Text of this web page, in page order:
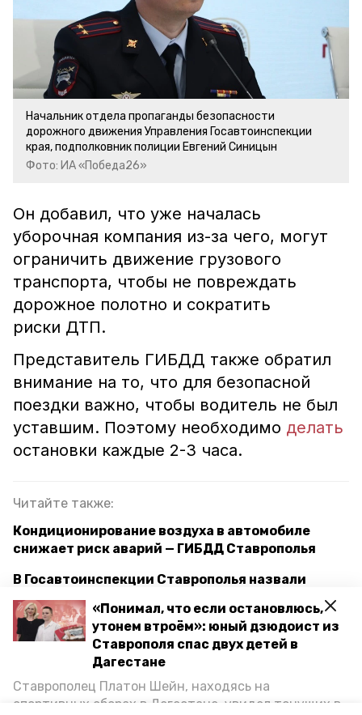
«Понимал, что если остановлюсь,
утонем втроём»: юный дзюдоист из
Ставрополя спас двух детей в
Дагестане
Ставрополец Платон Шейн, находясь на
спортивных сборах в Дегестане, увидел тонущих в
Начальник отдела пропаганды безопасности
дорожного движения Управления Госавтоинспекции
края, подполковник полиции Евгений Синицын
Фото: ИА «Победа26»
Он добавил, что уже началась
уборочная компания из-за чего, могут
ограничить движение грузового
транспорта, чтобы не повреждать
дорожное полотно и сократить
риски ДТП.
Представитель ГИБДД также обратил
внимание на то, что для безопасной
поездки важно, чтобы водитель не был
уставшим. Поэтому необходимо делать
остановки каждые 2-3 часа.
Читайте также:
Кондиционирование воздуха в автомобиле
снижает риск аварий — ГИБДД Ставрополья
В Госавтоинспекции Ставрополья назвали
самые загруженные и аварийные трассы летом
На Ставрополье летом увеличивается риск ДТП
из-за роста автомобильного трафика
ставрополь пресс-конференция жара